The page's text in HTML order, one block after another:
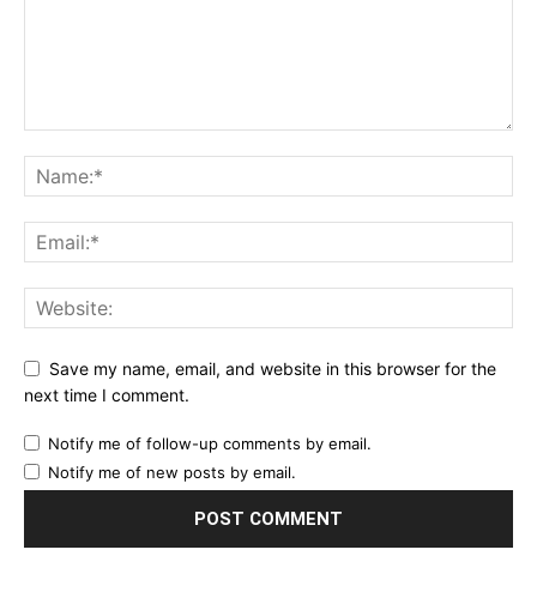
Save my name, email, and website in this browser for the
next time I comment.
Notify me of follow-up comments by email.
Notify me of new posts by email.